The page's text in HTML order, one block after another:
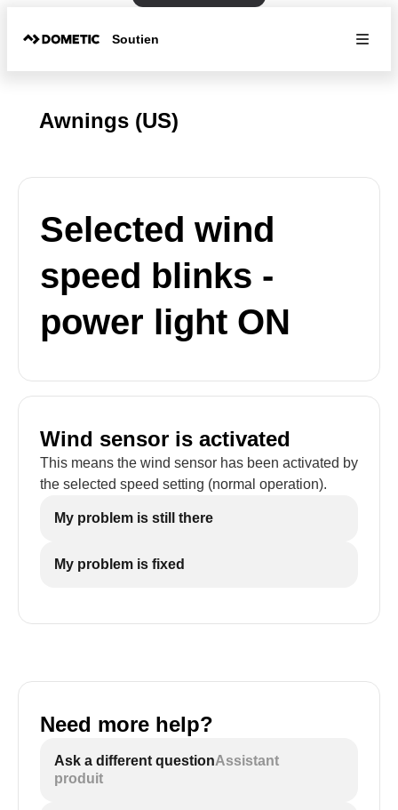
Soutien
Awnings (US)
Selected wind
speed blinks -
power light ON
Wind sensor is activated
This means the wind sensor has been activated by
the selected speed setting (normal operation).
My problem is still there
My problem is fixed
Need more help?
Ask a different questionAssistant
produit